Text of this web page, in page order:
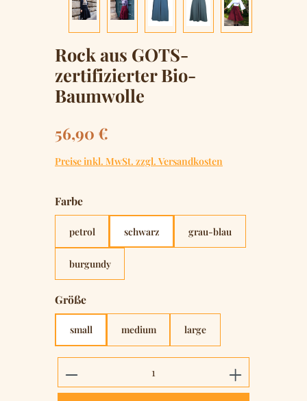
Rock aus GOTS-
zertifizierter Bio-
Baumwolle
Regulärer Preis:
56,90 €
Preise inkl. MwSt. zzgl. Versandkosten
Farbeauswählen
petrol schwarz grau-blau
burgundy
Größeauswählen
small medium large
Produkt Anzahl: Gib den